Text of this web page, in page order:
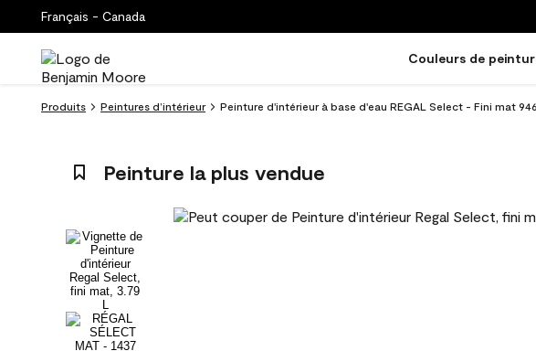
Français - Canada
Couleurs de
Produits Peintures d’intérieur Peinture d'intérieur à base d'eau REGAL Select - Fini mat
Peinture la plus vendue